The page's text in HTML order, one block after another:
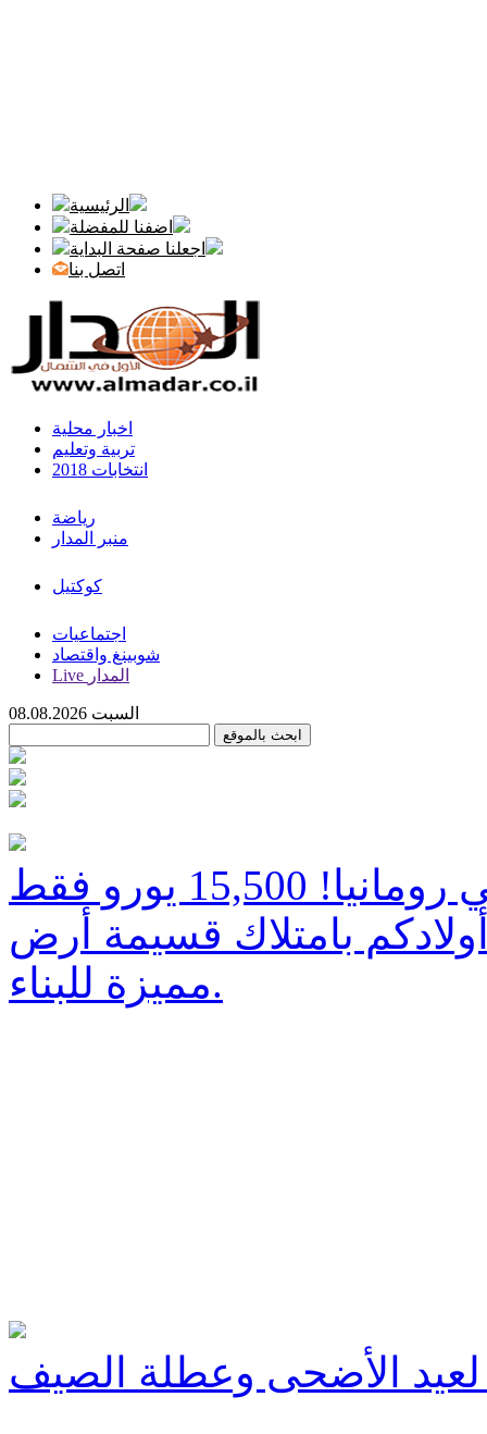
الرئيسية
اضفنا للمفضلة
اجعلنا صفحة البداية
اتصل بنا
اخبار محلية
تربية وتعليم
انتخابات 2018
رياضة
منبر المدار
كوكتيل
اجتماعيات
شوبينغ واقتصاد
Live المدار
بامتلاك قسيمة أرض
مميزة للبناء.
الأضحى وعطلة الصيف